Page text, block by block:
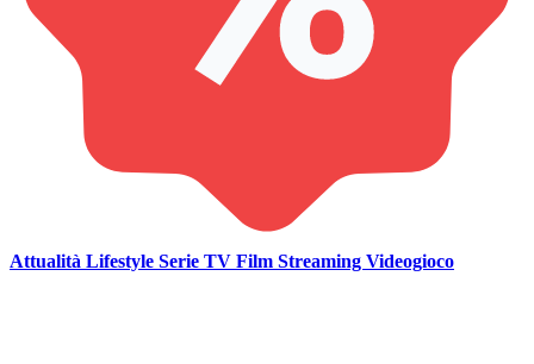
Attualità Lifestyle Serie TV Film Streaming Videogioco